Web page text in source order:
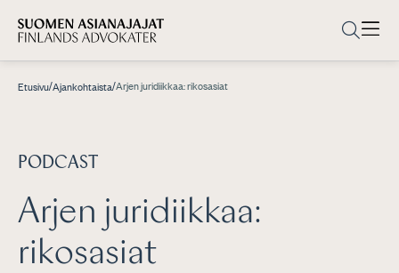
Etusivu/Ajankohtaista/Arjen juridiikkaa: rikosasiat
PODCAST
Arjen juridiikkaa:
rikosasiat